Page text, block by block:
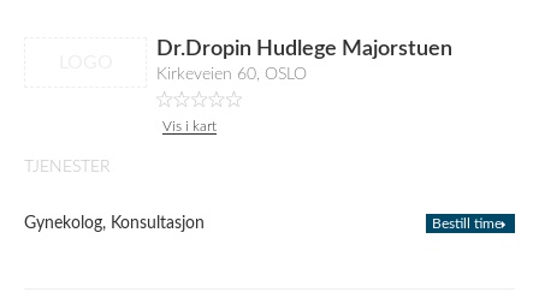
Dr.Dropin Hudlege Majorstuen
Kirkeveien 60, OSLO
Vis i kart
TJENESTER
Gynekolog, Konsultasjon Bestill time